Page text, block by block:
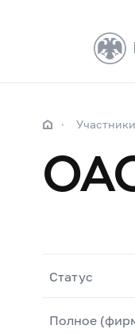
Статус
Полное